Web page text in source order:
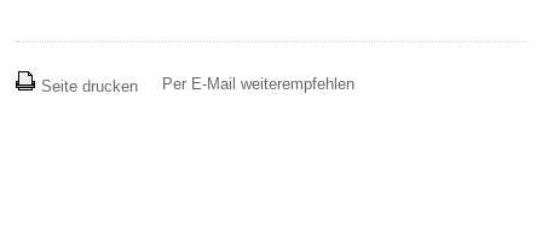
Seite drucken Per E-Mail weiterempfehlen